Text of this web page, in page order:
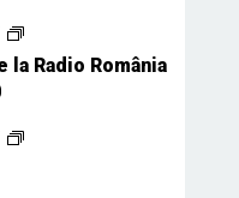
Radio România